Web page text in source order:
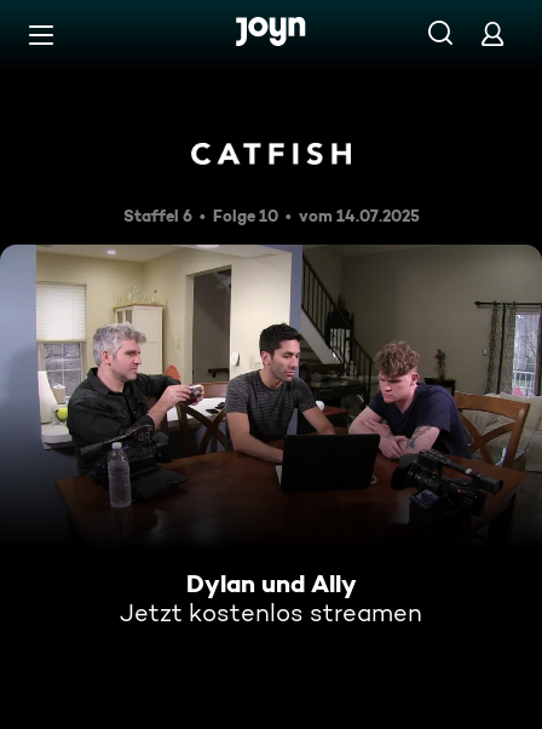
Zum Inhalt springen
Staffel 6 Folge 10 vom 14.07.2025
Dylan und Ally
Jetzt kostenlos streamen